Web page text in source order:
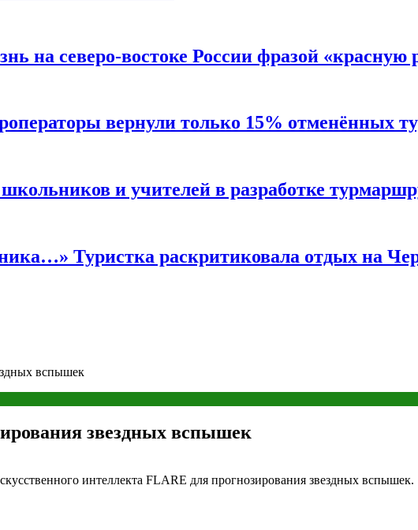
на северо-востоке России фразой
вернули только 15% отменённых
и учителей в разработке
Туристка раскритиковала отдых на
вспышек
звездных вспышек
интеллекта FLARE для прогнозирования звездных вспышек.